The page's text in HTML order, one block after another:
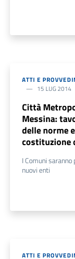
ATTI E
15 LUG 2014
Città
Messina:
delle norme
costituzione
I Comuni
nuovi enti
ATTI E